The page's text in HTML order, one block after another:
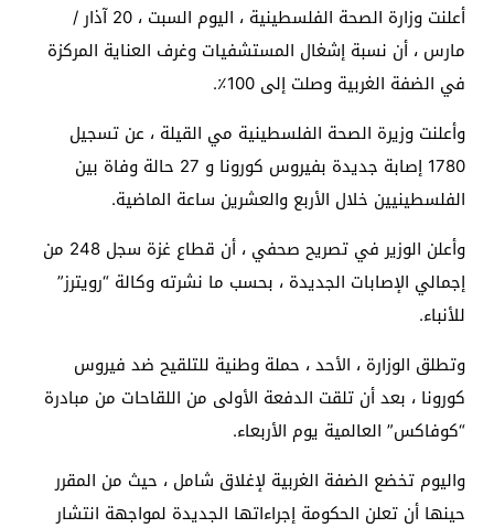
أعلنت وزارة الصحة الفلسطينية ، اليوم السبت ، 20 آذار /
مارس ، أن نسبة إشغال المستشفيات وغرف العناية المركزة
في الضفة الغربية وصلت إلى 100٪.
وأعلنت وزيرة الصحة الفلسطينية مي القيلة ، عن تسجيل
1780 إصابة جديدة بفيروس كورونا و 27 حالة وفاة بين
الفلسطينيين خلال الأربع والعشرين ساعة الماضية.
وأعلن الوزير في تصريح صحفي ، أن قطاع غزة سجل 248 من
إجمالي الإصابات الجديدة ، بحسب ما نشرته وكالة “رويترز”
للأنباء.
وتطلق الوزارة ، الأحد ، حملة وطنية للتلقيح ضد فيروس
كورونا ، بعد أن تلقت الدفعة الأولى من اللقاحات من مبادرة
“كوفاكس” العالمية يوم الأربعاء.
واليوم تخضع الضفة الغربية لإغلاق شامل ، حيث من المقرر
حينها أن تعلن الحكومة إجراءاتها الجديدة لمواجهة انتشار